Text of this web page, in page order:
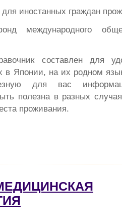
для иностанных граждан
международного
составлен для
в Японии, на их родном
для вас
полезна в разных
проживания.